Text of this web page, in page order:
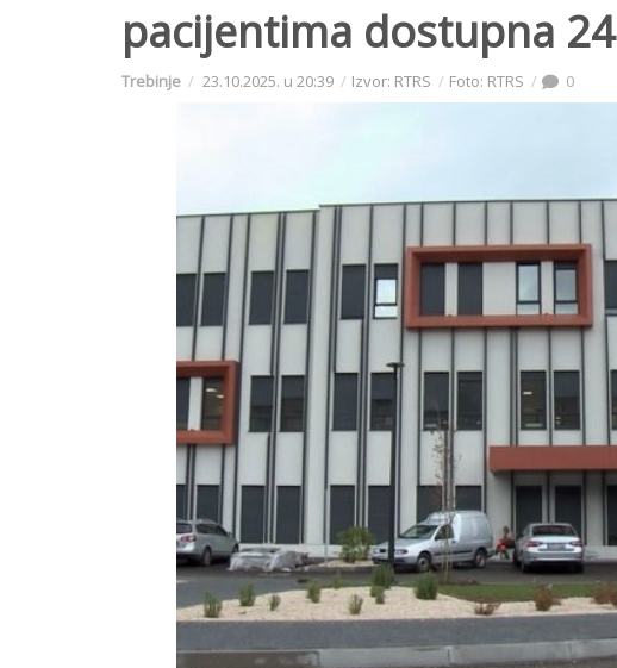
pacijentima dostupna
Trebinje 23.10.2025. u 20:39 Izvor: RTRS Foto: RTRS 0